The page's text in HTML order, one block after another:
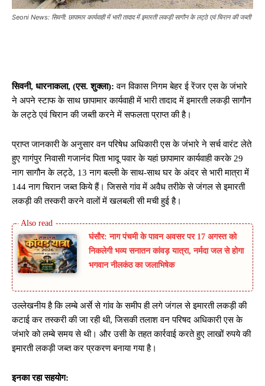
Seoni News: सिवनी: छापामार कार्यवाही में भारी तादाद में इमारती लकड़ी सागौन के लट्ठे एवं चिरान की जब्ती
सिवनी, धारनाकला, (एस. शुक्ला): वन विकास निगम बेहर ई रेंजर एस के जंभारे
ने अपने स्टाफ के साथ छापामार कार्यवाही में भारी तादाद में इमारती लकड़ी सागौन
के लट्ठे एवं चिरान की जब्ती करने में सफलता प्राप्त की है।
प्राप्त जानकारी के अनुसार वन परिषेध अधिकारी एस के जंभारे ने सर्च वारंट लेते
हुए गागंपुर निवासी गजानंद पिता भादू पवार के यहां छापामार कार्यवाही करके 29
नाग सागौन के लट्ठे, 13 नाग बल्ली के साथ-साथ घर के अंदर से भारी मात्रा में
144 नाग चिरान जब्त किये हैं। जिससे गांव में अवैध तरीके से जंगल से इमारती
लकड़ी की तस्करी करने वालों में खलबली सी मची हुई है।
घंसौर: नाग पंचमी के पावन अवसर पर 17 अगस्त को
निकलेगी भव्य सनातन कांवड़ यात्रा, नर्मदा जल से होगा
भगवान नीलकंठ का जलाभिषेक
उल्लेखनीय है कि लम्बे अर्से से गांव के समीप ही लगे जंगल से इमारती लकड़ी की
कटाई कर तस्करी की जा रही थी, जिसकी तलाश वन परिषद अधिकारी एस के
जंभारे को लम्बे समय से थी। और उसी के तहत कार्रवाई करते हुए लाखों रुपये की
इमारती लकड़ी जब्त कर प्रकरण बनाया गया है।
इनका रहा सहयोग: